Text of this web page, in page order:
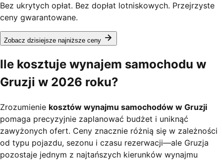
Bez ukrytych opłat. Bez dopłat lotniskowych. Przejrzyste
ceny gwarantowane.
Zobacz dzisiejsze najniższe ceny
Ile kosztuje wynajem samochodu w
Gruzji w 2026 roku?
Zrozumienie kosztów wynajmu samochodów w Gruzji
pomaga precyzyjnie zaplanować budżet i uniknąć
zawyżonych ofert. Ceny znacznie różnią się w zależności
od typu pojazdu, sezonu i czasu rezerwacji—ale Gruzja
pozostaje jednym z najtańszych kierunków wynajmu